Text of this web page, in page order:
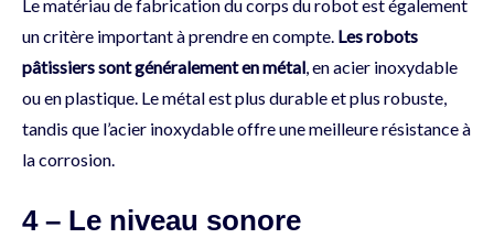
Le matériau de fabrication du corps du robot est également
un critère important à prendre en compte. Les robots
pâtissiers sont généralement en métal , en acier inoxydable
ou en plastique. Le métal est plus durable et plus robuste,
tandis que l’acier inoxydable offre une meilleure résistance à
la corrosion.
4 – Le niveau sonore